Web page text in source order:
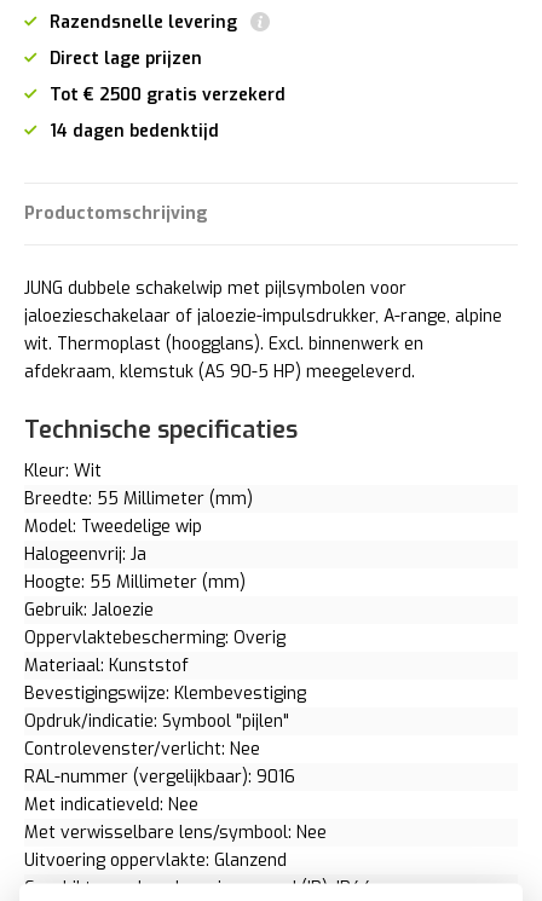
Razendsnelle levering
Direct lage prijzen
Tot € 2500 gratis verzekerd
14 dagen bedenktijd
Productomschrijving
JUNG dubbele schakelwip met pijlsymbolen voor
jaloezieschakelaar of jaloezie-impulsdrukker, A-range, alpine
wit. Thermoplast (hoogglans). Excl. binnenwerk en
afdekraam, klemstuk (AS 90-5 HP) meegeleverd.
Technische specificaties
Kleur: Wit
Breedte: 55 Millimeter (mm)
Model: Tweedelige wip
Halogeenvrij: Ja
Hoogte: 55 Millimeter (mm)
Gebruik: Jaloezie
Oppervlaktebescherming: Overig
Materiaal: Kunststof
Bevestigingswijze: Klembevestiging
Opdruk/indicatie: Symbool "pijlen"
Controlevenster/verlicht: Nee
RAL-nummer (vergelijkbaar): 9016
Met indicatieveld: Nee
Met verwisselbare lens/symbool: Nee
Uitvoering oppervlakte: Glanzend
Geschikt voor beschermingsgraad (IP): IP44